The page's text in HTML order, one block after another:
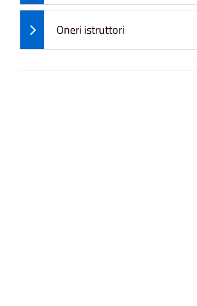
Oneri istruttori